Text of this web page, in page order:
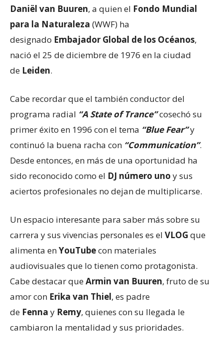
Daniël van Buuren, a quien el Fondo Mundial
para la Naturaleza (WWF) ha
designado Embajador Global de los Océanos,
nació el 25 de diciembre de 1976 en la ciudad
de Leiden.
Cabe recordar que el también conductor del
programa radial “A State of Trance”cosechó su
primer éxito en 1996 con el tema “Blue Fear”y
continuó la buena racha con “Communication”.
Desde entonces, en más de una oportunidad ha
sido reconocido como el DJ número uno y sus
aciertos profesionales no dejan de multiplicarse.
Un espacio interesante para saber más sobre su
carrera y sus vivencias personales es el VLOG que
alimenta enYouTubecon materiales
audiovisuales que lo tienen como protagonista.
Cabe destacar queArmin van Buuren, fruto de su
amor con Erika van Thiel, es padre
de Fenna y Remy, quienes con su llegada le
cambiaron la mentalidad y sus prioridades.